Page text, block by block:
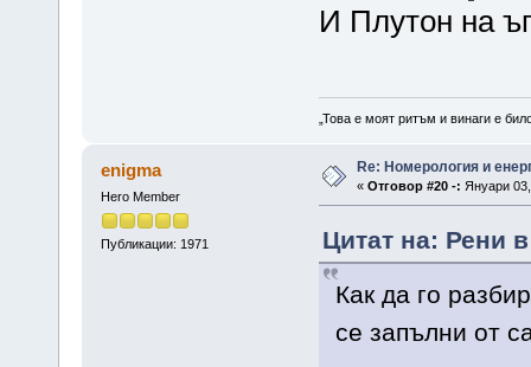
И Плутон на
„Това е моят ритъм и винаги е
enigma
Hero Member
Публикации: 1971
Re: Номерология и
« Отговор #20 -: Януари
Цитат на: Рени
Как да го
се запълни от